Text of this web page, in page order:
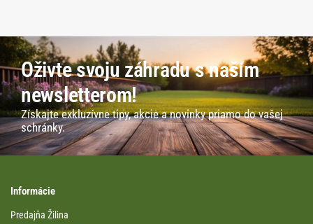
Oživte svoju záhradu s naším
newsletterom!
Získajte exkluzívne tipy, akcie a novinky priamo do vašej
schránky.
Informácie
Predajňa Žilina